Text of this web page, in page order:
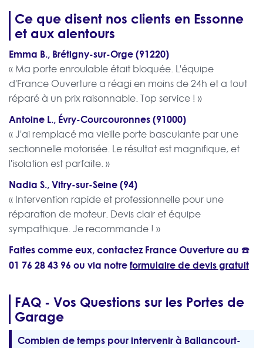
Ce que disent nos clients en Essonne
et aux alentours
Emma B., Brétigny-sur-Orge (91220)
« Ma porte enroulable était bloquée. L'équipe
d'France Ouverture a réagi en moins de 24h et a tout
réparé à un prix raisonnable. Top service ! »
Antoine L., Évry-Courcouronnes (91000)
« J'ai remplacé ma vieille porte basculante par une
sectionnelle motorisée. Le résultat est magnifique, et
l'isolation est parfaite. »
Nadia S., Vitry-sur-Seine (94)
« Intervention rapide et professionnelle pour une
réparation de moteur. Devis clair et équipe
sympathique. Je recommande ! »
Faites comme eux, contactez France Ouverture au ☎️
01 76 28 43 96 ou via notreformulaire de devis gratuit
FAQ - Vos Questions sur les Portes de
Garage
Combien de temps pour intervenir à Ballancourt-